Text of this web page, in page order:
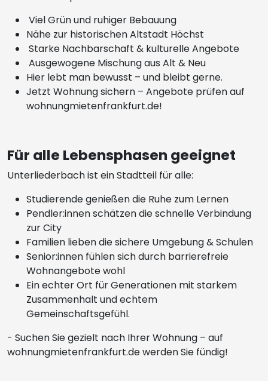
Viel Grün und ruhiger Bebauung
Nähe zur historischen Altstadt Höchst
Starke Nachbarschaft & kulturelle Angebote
Ausgewogene Mischung aus Alt & Neu
Hier lebt man bewusst – und bleibt gerne.
Jetzt Wohnung sichern – Angebote prüfen auf
wohnungmietenfrankfurt.de!
Für alle Lebensphasen geeignet
Unterliederbach ist ein Stadtteil für alle:
Studierende genießen die Ruhe zum Lernen
Pendler:innen schätzen die schnelle Verbindung
zur City
Familien lieben die sichere Umgebung & Schulen
Senior:innen fühlen sich durch barrierefreie
Wohnangebote wohl
Ein echter Ort für Generationen mit starkem
Zusammenhalt und echtem
Gemeinschaftsgefühl.
- Suchen Sie gezielt nach Ihrer Wohnung – auf
wohnungmietenfrankfurt.de werden Sie fündig!